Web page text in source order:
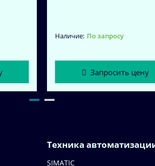
По запросу
Запросить цену
Техника
SIMATIC